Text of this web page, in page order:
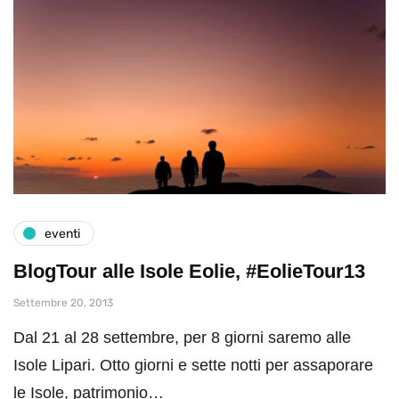
eventi
BlogTour alle Isole Eolie, #EolieTour13
Settembre 20, 2013
Dal 21 al 28 settembre, per 8 giorni saremo alle
Isole Lipari. Otto giorni e sette notti per assaporare
le Isole, patrimonio…